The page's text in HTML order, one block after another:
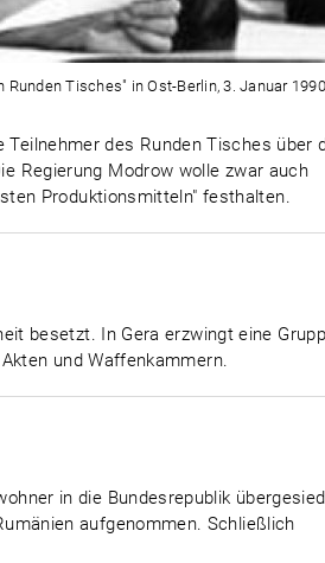
Runden Tisches" in Ost-Berlin, 3. Januar 1990
des Runden Tisches über
Regierung Modrow wolle zwar auch
Produktionsmitteln" festhalten.
besetzt. In Gera erzwingt eine
und Waffenkammern.
in die Bundesrepublik
aufgenommen. Schließlich